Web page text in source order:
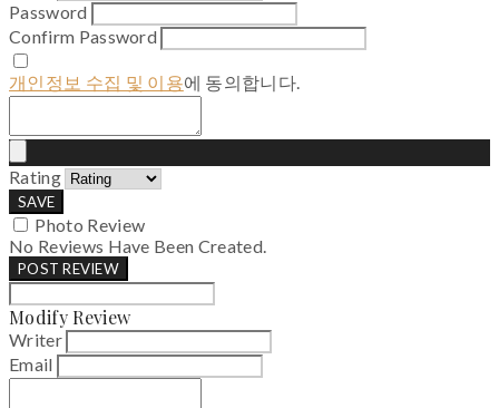
Password
Confirm Password
개인정보 수집 및 이용에 동의합니다.
Rating
SAVE
Photo Review
No Reviews Have Been Created.
POST REVIEW
Modify Review
Writer
Email